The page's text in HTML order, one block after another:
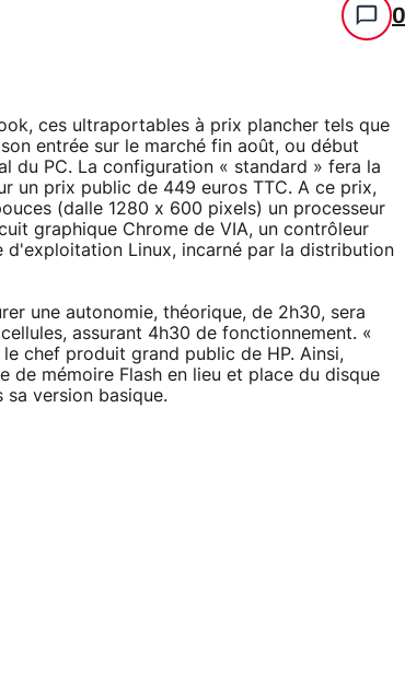
0
ces ultraportables à prix plancher tels que
entrée sur le marché fin août, ou début
du PC. La configuration « standard » fera la
un prix public de 449 euros TTC. A ce prix,
(dalle 1280 x 600 pixels) un processeur
graphique Chrome de VIA, un contrôleur
d'exploitation Linux, incarné par la distribution
une autonomie, théorique, de 2h30, sera
assurant 4h30 de fonctionnement. «
chef produit grand public de HP. Ainsi,
mémoire Flash en lieu et place du disque
version basique.